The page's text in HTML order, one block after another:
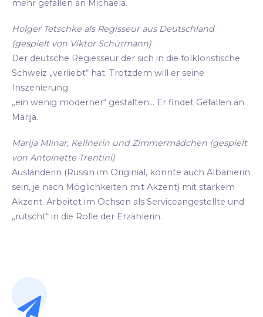
mehr gefallen an Michaela.
Holger Tetschke als Regisseur aus Deutschland
(gespielt von Viktor Schürmann)
Der deutsche Regiesseur der sich in die folkloristische
Schweiz „verliebt“ hat. Trotzdem will er seine
Inszenierung
„ein wenig moderner“ gestalten... Er findet Gefallen an
Marija.
Marija Mlinar, Kellnerin und Zimmermädchen (gespielt
von Antoinette Trentini)
Ausländerin (Russin im Originial, könnte auch Albanierin
sein, je nach Möglichkeiten mit Akzent) mit starkem
Akzent. Arbeitet im Ochsen als Serviceangestellte und
„rutscht“ in die Rolle der Erzählerin.